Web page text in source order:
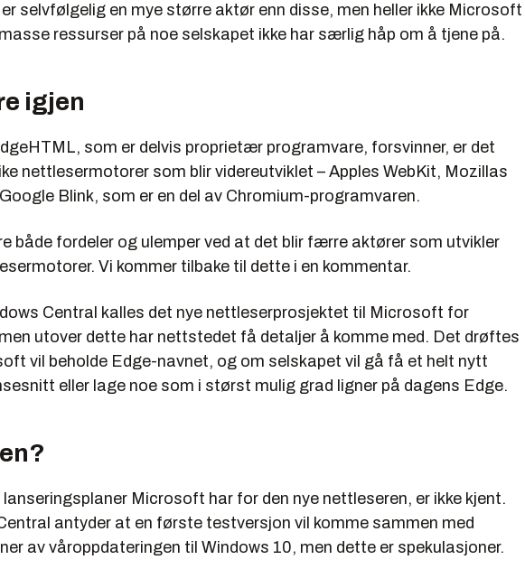
selvfølgelig en mye større aktør enn disse, men heller ikke Microsoft
ressurser på noe selskapet ikke har særlig håp om å tjene på.
igjen
som er delvis proprietær programvare, forsvinner, er det
nettlesermotorer som blir videreutviklet – Apples WebKit, Mozillas
Blink, som er en del av Chromium-programvaren.
både fordeler og ulemper ved at det blir færre aktører som utvikler
Vi kommer tilbake til dette i en kommentar.
Central kalles det nye nettleserprosjektet til Microsoft for
utover dette har nettstedet få detaljer å komme med. Det drøftes
vil beholde Edge-navnet, og om selskapet vil gå få et helt nytt
eller lage noe som i størst mulig grad ligner på dagens Edge.
Microsoft har for den nye nettleseren, er ikke kjent.
antyder at en første testversjon vil komme sammen med
av våroppdateringen til Windows 10, men dette er spekulasjoner.